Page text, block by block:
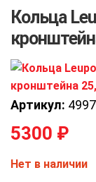
Кольца
Артикул:
5300 ₽
Нет в наличии